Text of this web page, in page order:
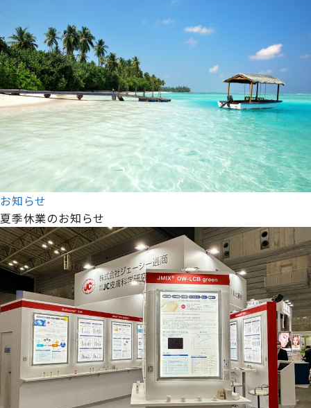
お知らせ
夏季休業のお知らせ